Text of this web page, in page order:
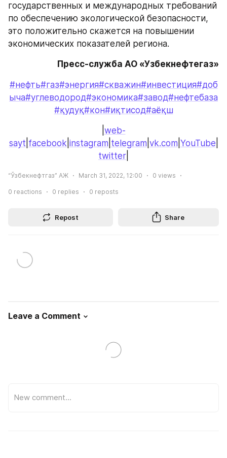
государственных и международных требований
по обеспечению экологической безопасности,
это положительно скажется на повышении
экономических показателей региона.
Пресс-служба АО «Узбекнефтегаз»
#нефть#газ#энергия#скважин#инвестиция#доб
ыча#углеводород#экономика#завод#нефтебаза
#қудуқ#кон#иқтисод#аёқш
web-
sayt facebook instagram telegram vk.com YouTube
twitter
“Ўзбекнефтгаз” АЖ March 31, 2022, 12:00 0 views
0 reactions 0 replies 0 reposts
Repost Share
Leave a Comment